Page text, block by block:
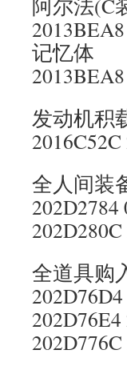
阿尔法(C
记忆体
发动机积
全人间装
202D2784
全道具购
202D76E4